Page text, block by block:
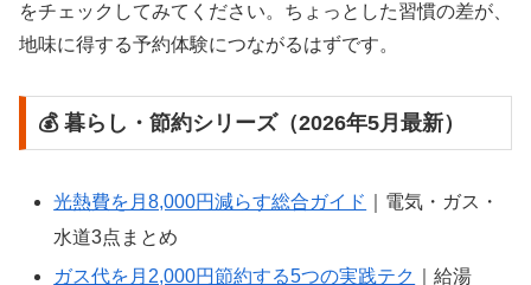
をチェックしてみてください。ちょっとした習慣の差が、
地味に得する予約体験につながるはずです。
💰 暮らし・節約シリーズ（2026年5月最新）
光熱費を月8,000円減らす総合ガイド
｜電気・ガス・
水道3点まとめ
ガス代を月2,000円節約する5つの実践テク
｜給湯